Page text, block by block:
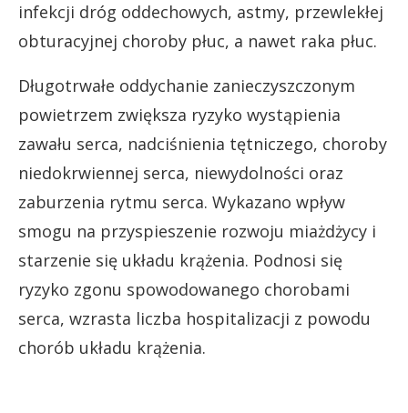
infekcji dróg oddechowych, astmy, przewlekłej
obturacyjnej choroby płuc, a nawet raka płuc.
Długotrwałe oddychanie zanieczyszczonym
powietrzem zwiększa ryzyko wystąpienia
zawału serca, nadciśnienia tętniczego, choroby
niedokrwiennej serca, niewydolności oraz
zaburzenia rytmu serca. Wykazano wpływ
smogu na przyspieszenie rozwoju miażdżycy i
starzenie się układu krążenia. Podnosi się
ryzyko zgonu spowodowanego chorobami
serca, wzrasta liczba hospitalizacji z powodu
chorób układu krążenia.